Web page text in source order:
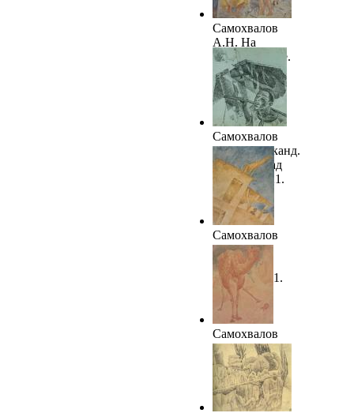
Самохвалов
А.Н. На
берегу. 1920-е.
ГХМАК
Самохвалов
А.Н.Самарканд.
Мальчик над
озером. 1921.
ГРМ
Самохвалов
А.Н.
Бессоница
(Ночь). 1921.
ГРМ
Самохвалов
А.Н.
Верблюд.
1921. ГРМ